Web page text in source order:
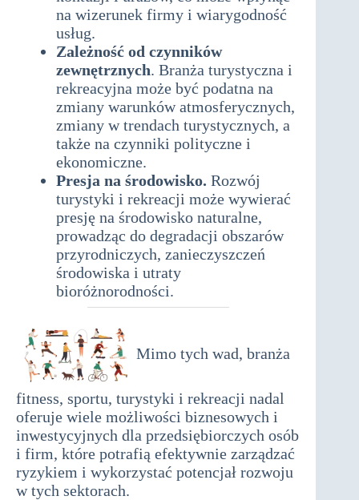
na wizerunek firmy i wiarygodność
usług.
Zależność od czynników
zewnętrznych. Branża turystyczna i
rekreacyjna może być podatna na
zmiany warunków atmosferycznych,
zmiany w trendach turystycznych, a
także na czynniki polityczne i
ekonomiczne.
Presja na środowisko. Rozwój
turystyki i rekreacji może wywierać
presję na środowisko naturalne,
prowadząc do degradacji obszarów
przyrodniczych, zanieczyszczeń
środowiska i utraty
bioróżnorodności.
Mimo tych wad, branża
fitness, sportu, turystyki i rekreacji nadal
oferuje wiele możliwości biznesowych i
inwestycyjnych dla przedsiębiorczych osób
i firm, które potrafią efektywnie zarządzać
ryzykiem i wykorzystać potencjał rozwoju
w tych sektorach.